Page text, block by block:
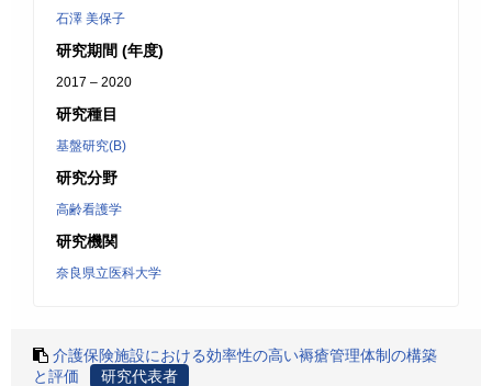
石澤 美保子
研究期間 (年度)
2017 – 2020
研究種目
基盤研究(B)
研究分野
高齢看護学
研究機関
奈良県立医科大学
介護保険施設における効率性の高い褥瘡管理体制の構築
と評価
研究代表者